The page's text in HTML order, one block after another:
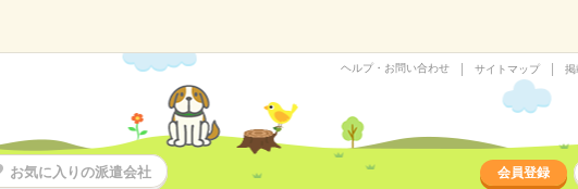
ヘルプ・お問い合わせ サイトマップ 掲
お気に入りの派遣会社 会員登録